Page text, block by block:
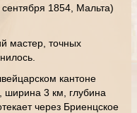
1854, Мальта)
мастер, точных
кантоне
3 км, глубина
через Бриенцское